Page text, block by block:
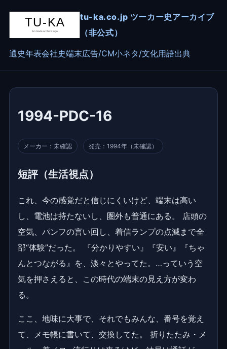
tu-ka.co.jp ツーカー史アーカイブ
（非公式）
通史年表会社史端末広告/CM小ネタ/文化用語出典
1994-PDC-16
メーカー：未確認 発売：1994年（未確認）
短評（生活視点）
これ、今の感覚だと信じにくいけど、端末は高い
し、電池は持たないし、圏外も普通にある。 店頭の
空気、パンフの言い回し、着信ランプの点滅まで全
部“体験”だった。 『分かりやすい』『安い』『ちゃ
んとつながる』を、淡々とやってた。…っていう空
気を押さえると、この時代の端末の見え方が変わ
る。
ここ、地味に大事で、それでもみんな、番号を覚え
て、メモ帳に書いて、交換してた。 折りたたみ・メ